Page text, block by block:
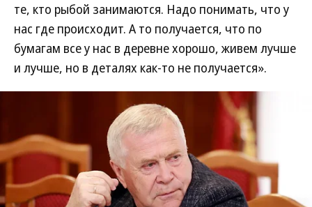
те, кто рыбой занимаются. Надо понимать, что у
нас где происходит. А то получается, что по
бумагам все у нас в деревне хорошо, живем лучше
и лучше, но в деталях как-то не получается».